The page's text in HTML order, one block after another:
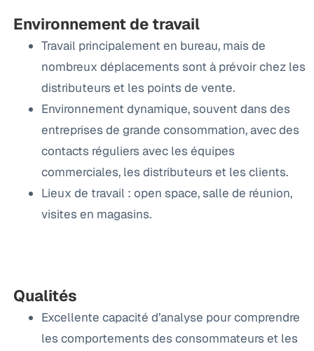
Environnement de travail
Travail principalement en bureau, mais de
nombreux déplacements sont à prévoir chez les
distributeurs et les points de vente.
Environnement dynamique, souvent dans des
entreprises de grande consommation, avec des
contacts réguliers avec les équipes
commerciales, les distributeurs et les clients.
Lieux de travail : open space, salle de réunion,
visites en magasins.
Qualités
Excellente capacité d’analyse pour comprendre
les comportements des consommateurs et les